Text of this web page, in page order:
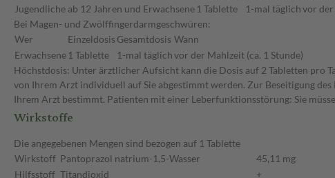
Jugendliche ab 12 Jahren und Erwachsene 1 Tablette 1-mal täglichvor der
Bei Magen- und Zwölffingerdarmgeschwüren:
Wer
Einzeldosis Gesamtdosis Wann
Erwachsene 1 Tablette 1-mal täglichvor der Mahlzeit (ca. 1 Stunde)
Höchstdosis: Unter ärztlicher Aufsicht kann die Dosis auf 2 Tabletten pro
von Ihrem Arzt individuell auf Sie abgestimmt werden. Zur Beseitigung
Ihrem Arzt bestimmt. Patienten mit einer Leberfunktionsstörung: Sie
Wirkstoffe
Die angegebenen Mengen sind bezogen auf 1 Tablette
Wirkstoff Pantoprazol natrium-1,5-Wasser
45,11 mg
Hilfsstoff Titandioxid
+